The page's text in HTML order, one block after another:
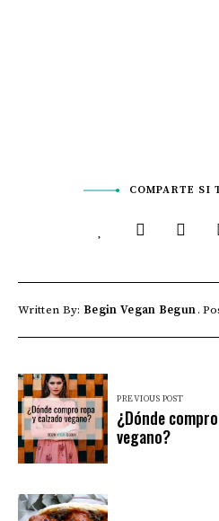
COMPARTE SI
Written By: Begin Vegan Begun
PREVIOUS POST
¿Dónde
vegano?